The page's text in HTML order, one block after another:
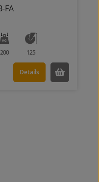
FA
200 125
Details